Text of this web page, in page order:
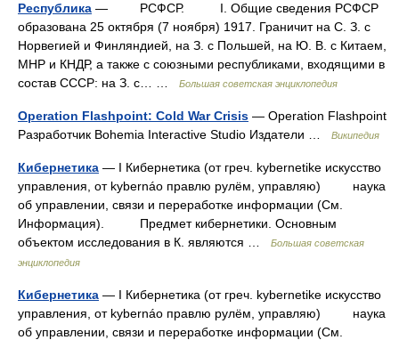
Республика — РСФСР. I. Общие сведения РСФСР
образована 25 октября (7 ноября) 1917. Граничит на С. З. с
Норвегией и Финляндией, на З. с Польшей, на Ю. В. с Китаем,
МНР и КНДР, а также с союзными республиками, входящими в
состав СССР: на З. с… …
Большая советская энциклопедия
Operation Flashpoint: Cold War Crisis — Operation Flashpoint
Разработчик Bohemia Interactive Studio Издатели …
Википедия
Кибернетика — I Кибернетика (от греч. kybernetike искусство
управления, от kybernáo правлю рулём, управляю) наука
об управлении, связи и переработке информации (См.
Информация). Предмет кибернетики. Основным
объектом исследования в К. являются …
Большая советская
энциклопедия
Кибернетика — I Кибернетика (от греч. kybernetike искусство
управления, от kybernáo правлю рулём, управляю) наука
об управлении, связи и переработке информации (См.